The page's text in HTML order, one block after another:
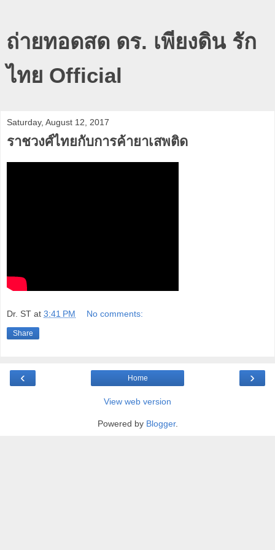
ถ่ายทอดสด ดร. เพียงดิน รัก
ไทย Official
Saturday, August 12, 2017
ราชวงศ์ไทยกับการค้ายาเสพติด
Dr. ST at 3:41 PM No comments:
Share
‹ ›
Home
View web version
Powered by Blogger.